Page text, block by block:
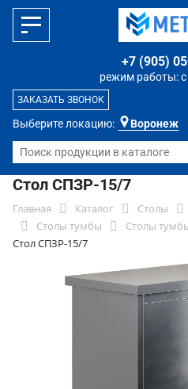
Выберите локацию: Воронеж
режим работы: с
+7 (905)
ЗАКАЗАТЬ ЗВОНОК
Стол СПЗР-15/7
Главная Каталог Столы
Столы тумбы
Столы
Стол СПЗР-15/7